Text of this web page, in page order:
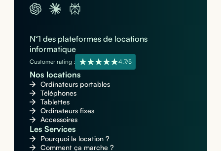
N°1 des plateformes de locations
informatique
Customer rating : 4,7/5
Nos locations
Ordinateurs portables
Téléphones
Tablettes
Ordinateurs fixes
Accessoires
Les Services
Pourquoi la location ?
Comment ça marche ?